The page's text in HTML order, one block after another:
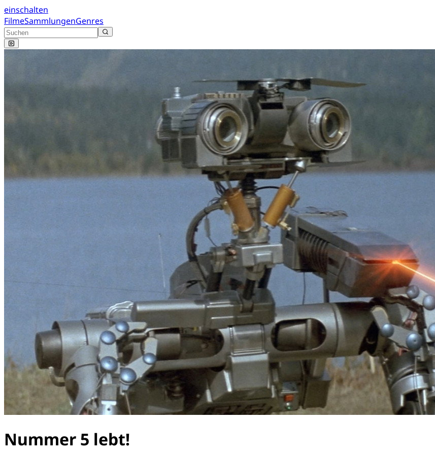
einschalten
FilmeSammlungenGenres
Nummer 5 lebt!